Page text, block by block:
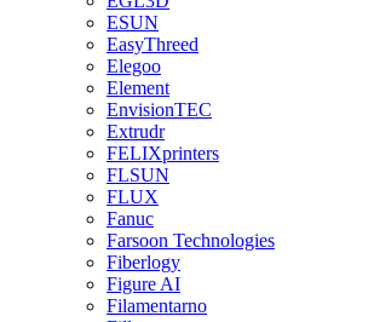
ESUN
EasyThreed
Elegoo
Element
EnvisionTEC
Extrudr
FELIXprinters
FLSUN
FLUX
Fanuc
Farsoon Technologies
Fiberlogy
Figure AI
Filamentarno